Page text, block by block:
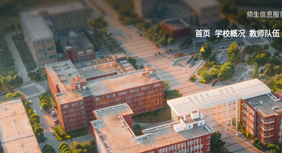
师生信息服
首页 学校概况 教师队伍